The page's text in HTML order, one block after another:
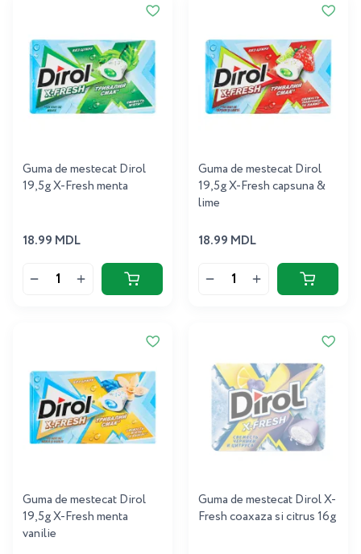
Guma de mestecat Dirol
19,5g X-Fresh menta
18.99 MDL
Guma de mestecat Dirol
19,5g X-Fresh capsuna &
lime
18.99 MDL
Guma de mestecat Dirol
19,5g X-Fresh menta
vanilie
Guma de mestecat Dirol X-
Fresh coaxaza si citrus 16g